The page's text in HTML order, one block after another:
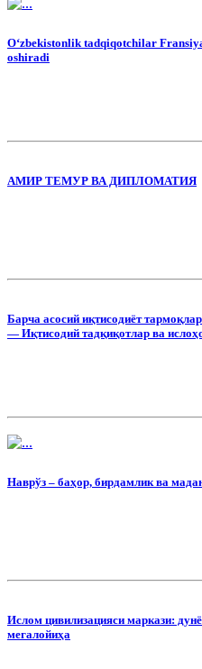
O‘zbekistonlik tadqiqotchilar
oshiradi
АМИР ТЕМУР ВА ДИПЛОМАТИЯ
Барча асосий иқтисодиёт
— Иқтисодий тадқиқотлар ва
Наврўз – баҳор, бирдамлик ва
Ислом цивилизацияси маркази:
мегалойиҳа